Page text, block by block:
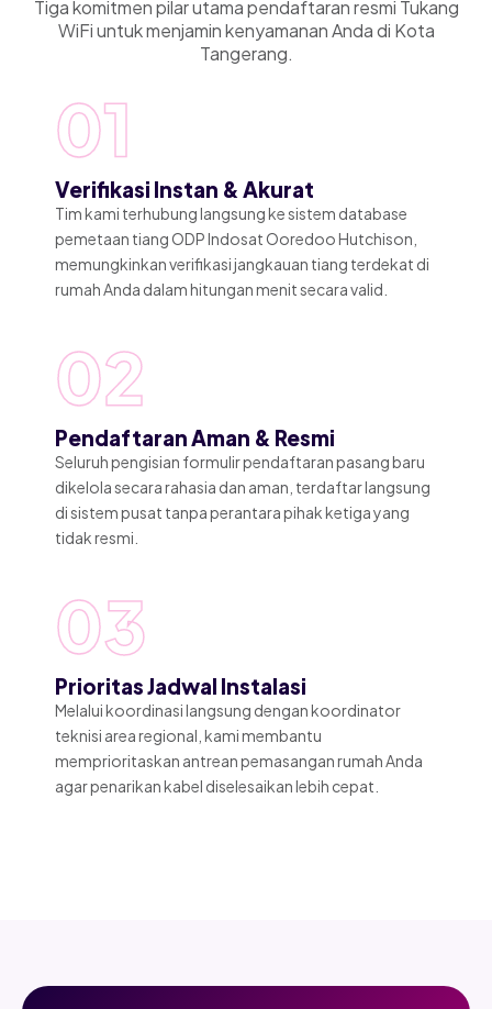
Tiga komitmen pilar utama pendaftaran resmi Tukang
WiFi untuk menjamin kenyamanan Anda di Kota
Tangerang.
01
Verifikasi Instan & Akurat
Tim kami terhubung langsung ke sistem database
pemetaan tiang ODP Indosat Ooredoo Hutchison,
memungkinkan verifikasi jangkauan tiang terdekat di
rumah Anda dalam hitungan menit secara valid.
02
Pendaftaran Aman & Resmi
Seluruh pengisian formulir pendaftaran pasang baru
dikelola secara rahasia dan aman, terdaftar langsung
di sistem pusat tanpa perantara pihak ketiga yang
tidak resmi.
03
Prioritas Jadwal Instalasi
Melalui koordinasi langsung dengan koordinator
teknisi area regional, kami membantu
memprioritaskan antrean pemasangan rumah Anda
agar penarikan kabel diselesaikan lebih cepat.